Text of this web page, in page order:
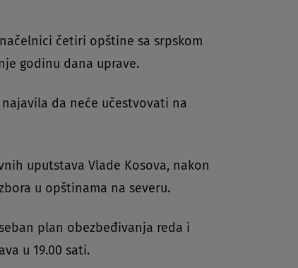
četiri opštine sa srpskom
godinu dana uprave.
da neće učestvovati na
uputstava Vlade Kosova, nakon
u opštinama na severu.
plan obezbeđivanja reda i
u 19.00 sati.